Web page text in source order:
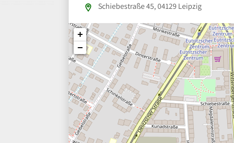
Schiebestraße 45, 04129 Leipzig
+
−